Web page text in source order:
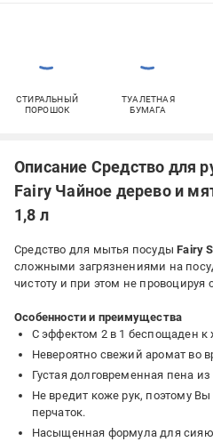
СТИРАЛЬНЫЙ
ПОРОШОК
ТУАЛЕТНАЯ
БУМАГА
Описание Средство для
Fairy Чайное дерево и
1,8 л
Средство для мытья посудыFairy
сложными загрязнениями на
чистоту и при этом не провоцируя
Особенности и преимущества
С эффектом 2 в 1 беспощаден
Невероятно свежий аромат во
Густая долговременная пена
Не вредит коже рук, поэтому
перчаток.
Насыщенная формула для